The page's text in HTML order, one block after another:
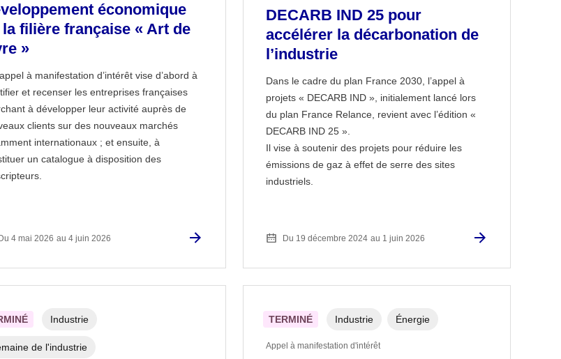
économique
la filière française « Art de
»
à manifestation d’intérêt vise d’abord à
et recenser les entreprises françaises
à développer leur activité auprès de
clients sur des nouveaux marchés
internationaux ; et ensuite, à
un catalogue à disposition des
Du 4 mai 2026 au 4 juin 2026
DECARB IND 25 pour
accélérer la décarbonation de
l’industrie
Dans le cadre du plan France 2030, l’appel à
projets « DECARB IND », initialement lancé lors
du plan France Relance, revient avec l’édition «
DECARB IND 25 ».
Il vise à soutenir des projets pour réduire les
émissions de gaz à effet de serre des sites
industriels.
Du 19 décembre 2024 au 1 juin 2026
Industrie
de l'industrie
TERMINÉ Industrie Énergie
Appel à manifestation d'intérêt